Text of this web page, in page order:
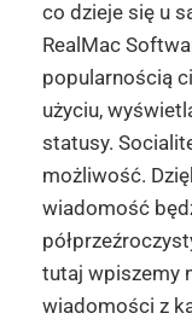
co dzieje się u
RealMac
popularnością
użyciu,
statusy.
możliwość.
wiadomość
tutaj wpiszemy
wiadomości z